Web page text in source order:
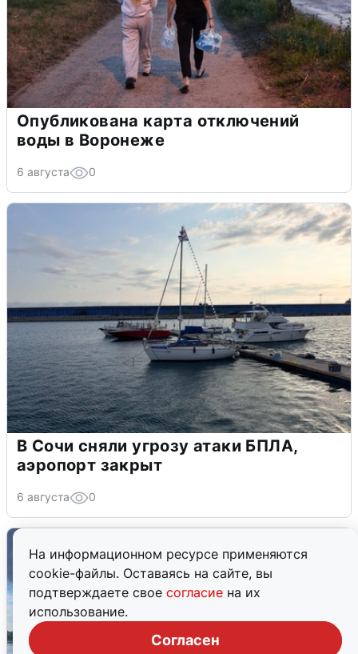
На информационном ресурсе применяются
cookie-файлы. Оставаясь на сайте, вы
подтверждаете свое согласие на их
использование.
Согласен
Опубликована карта отключений
воды в Воронеже
6 августа 0
В Сочи сняли угрозу атаки БПЛА,
аэропорт закрыт
6 августа 0